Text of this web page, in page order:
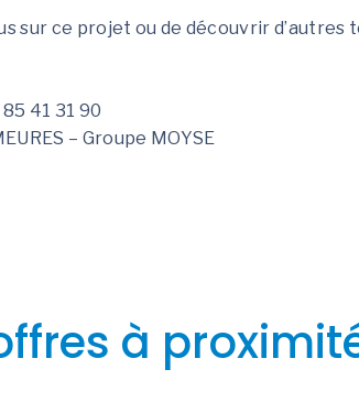
sur ce projet ou de découvrir
41 31 90
– Groupe MOYSE
à